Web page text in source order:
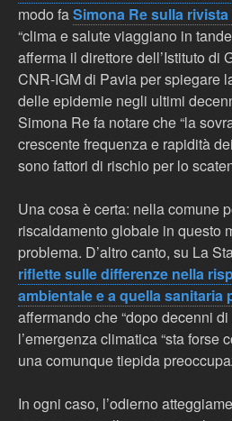
modo faSimona Re sulla
“clima e salute viaggiano in
afferma il direttore dell’Istituto di
CNR-IGM di Pavia per spiegare
delle epidemie negli ultimi
Simona Re fa notare che “la
crescente frequenza e rapidità
sono fattori di rischio per lo
Una cosa è certa: nella comune
riscaldamento globale in questo
problema. D’altro canto, su La
riflette sulle differenze nella
ambientale e a quella sanitaria
affermando che “dopo decenni di
l’emergenza climatica “sta forse
una comunque tiepida
In ogni caso, l’odierno